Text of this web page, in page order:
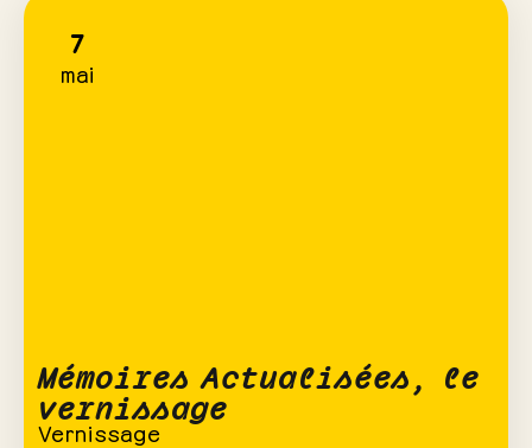
7
mai
Mémoires Actualisées, le
vernissage
Vernissage